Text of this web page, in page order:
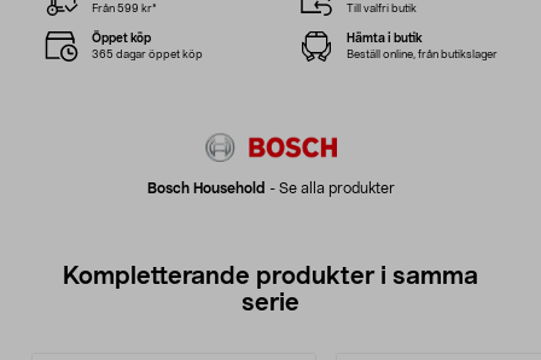
Bosch Household - Se alla produkter
Från 599 kr* Till valfri butik
Öppet köp
365 dagar öppet köp
Hämta i butik
Beställ online, från butikslager
Kompletterande produkter i samma
serie